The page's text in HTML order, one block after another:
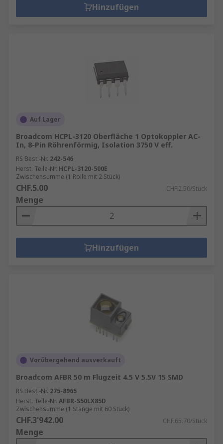
Hinzufügen
Auf Lager
Broadcom HCPL-3120 Oberfläche 1 Optokoppler AC-
In, 8-Pin Röhrenförmig, Isolation 3750 V eff.
RS Best.-Nr. 242-546
Herst. Teile-Nr. HCPL-3120-500E
Zwischensumme (1 Rolle mit 2 Stück)
CHF.5.00 CHF.2.50/Stück
Menge
Hinzufügen
Vorübergehend ausverkauft
Broadcom AFBR 50 m Flugzeit 4.5 V 5.5V 15 SMD
RS Best.-Nr. 275-8965
Herst. Teile-Nr. AFBR-S50LX85D
Zwischensumme (1 Stange mit 60 Stück)
CHF.3'942.00 CHF.65.70/Stück
Menge